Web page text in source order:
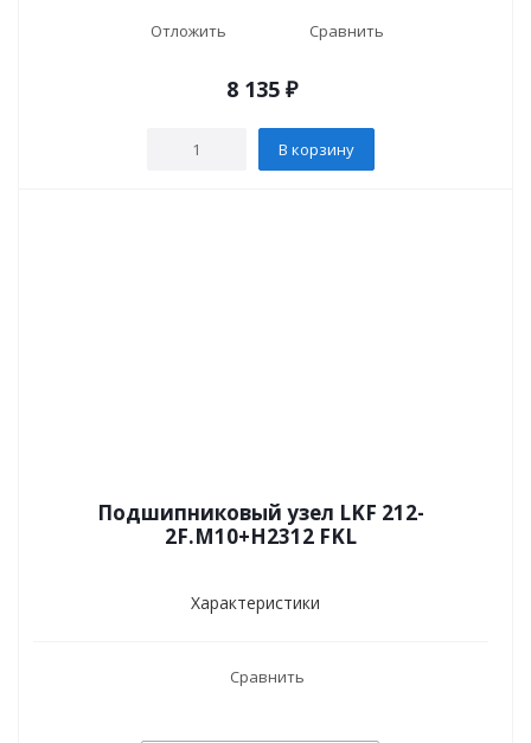
Отложить Сравнить
8 135₽
В корзину
Подшипниковый узел LKF 212-
2F.M10+H2312 FKL
Характеристики
Сравнить